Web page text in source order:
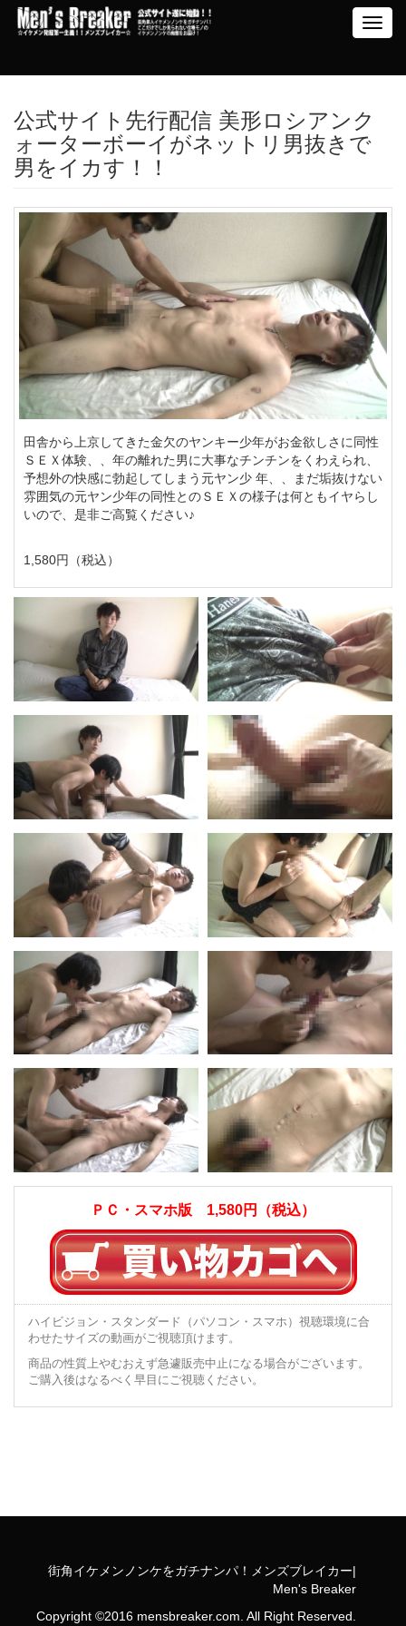
公式サイト先行配信 美形ロシアンク
ォーターボーイがネットリ男抜きで
男をイカす！！
田舎から上京してきた金欠のヤンキー少年がお金欲しさに同性
ＳＥＸ体験、、年の離れた男に大事なチンチンをくわえられ、
予想外の快感に勃起してしまう元ヤン少 年、、まだ垢抜けない
雰囲気の元ヤン少年の同性とのＳＥＸの様子は何ともイヤらし
いので、是非ご高覧ください♪
1,580円（税込）
ＰＣ・スマホ版 1,580円（税込）
ハイビジョン・スタンダード（パソコン・スマホ）視聴環境に合
わせたサイズの動画がご視聴頂けます。
商品の性質上やむおえず急遽販売中止になる場合がございます。
ご購入後はなるべく早目にご視聴ください。
街角イケメンノンケをガチナンパ！メンズブレイカー|
Men's Breaker
Copyright ©2016 mensbreaker.com. All Right Reserved.